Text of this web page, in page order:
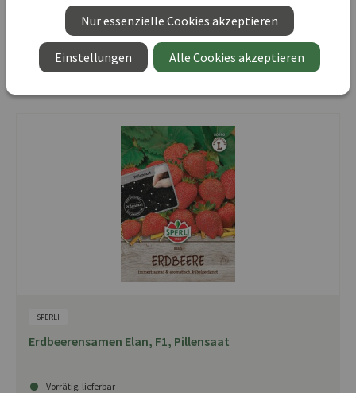
Produktnummer:
Mindestbestellmenge:5
UVP 4,59 €
SPERLI
Erdbeerensamen Elan, F1, Pillensaat
Vorrätig, lieferbar
Nur essenzielle Cookies akzeptieren
Einstellungen Alle Cookies akzeptieren